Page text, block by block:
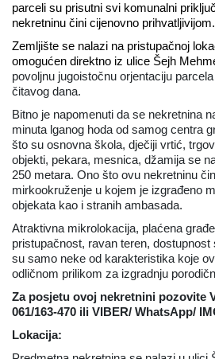
parceli su prisutni svi komunalni
nekretninu čini cijenovno prihvatljivijom.
Zemljište se nalazi na pristupačnoj
omogućen direktno iz ulice Šejh
povoljnu jugoistočnu orjentaciju
čitavog dana.
Bitno je napomenuti da se nekretnina
minuta lganog hoda od samog centra
što su osnovna škola, dječiji vrtić,
objekti, pekara, mesnica, džamija se
250 metara. Ono što ovu nekretninu
mirkookruženje u kojem je izgrađeno
objekata kao i stranih ambasada.
Atraktivna mikrolokacija, plaćena
pristupačnost, ravan teren,
su samo neke od karakteristika koje
odličnom prilikom za izgradnju
Za posjetu ovoj nekretnini pozovite
061/163-470 ili VIBER/ WhatsApp/
Lokacija: